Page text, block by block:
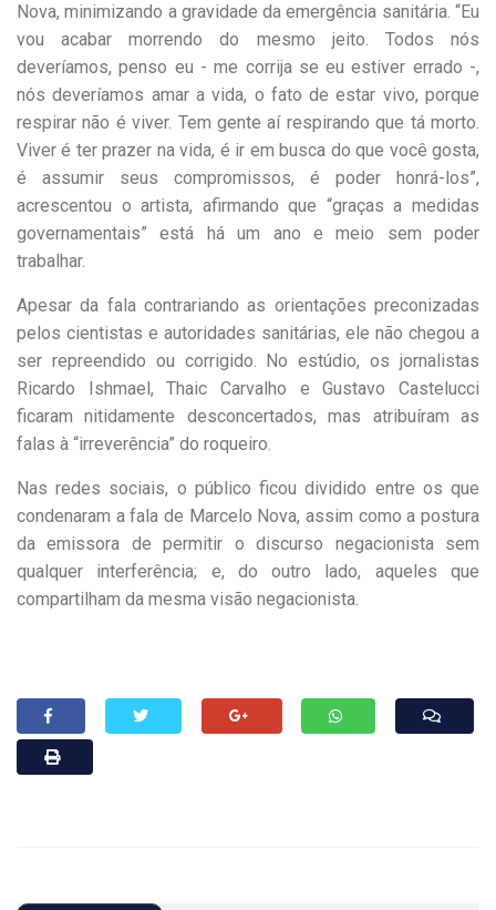
Nova, minimizando a gravidade da emergência sanitária. “Eu
vou acabar morrendo do mesmo jeito. Todos nós
deveríamos, penso eu - me corrija se eu estiver errado -,
nós deveríamos amar a vida, o fato de estar vivo, porque
respirar não é viver. Tem gente aí respirando que tá morto.
Viver é ter prazer na vida, é ir em busca do que você gosta,
é assumir seus compromissos, é poder honrá-los”,
acrescentou o artista, afirmando que “graças a medidas
governamentais” está há um ano e meio sem poder
trabalhar.
Apesar da fala contrariando as orientações preconizadas
pelos cientistas e autoridades sanitárias, ele não chegou a
ser repreendido ou corrigido. No estúdio, os jornalistas
Ricardo Ishmael, Thaic Carvalho e Gustavo Castelucci
ficaram nitidamente desconcertados, mas atribuíram as
falas à “irreverência” do roqueiro.
Nas redes sociais, o público ficou dividido entre os que
condenaram a fala de Marcelo Nova, assim como a postura
da emissora de permitir o discurso negacionista sem
qualquer interferência; e, do outro lado, aqueles que
compartilham da mesma visão negacionista.